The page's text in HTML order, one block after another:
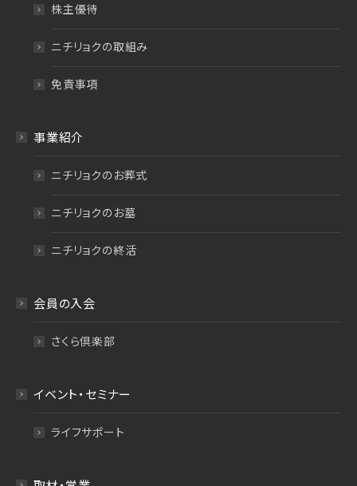
株主優待
ニチリョクの取組み
免責事項
事業紹介
ニチリョクのお葬式
ニチリョクのお墓
ニチリョクの終活
会員の入会
さくら倶楽部
イベント・セミナー
ライフサポート